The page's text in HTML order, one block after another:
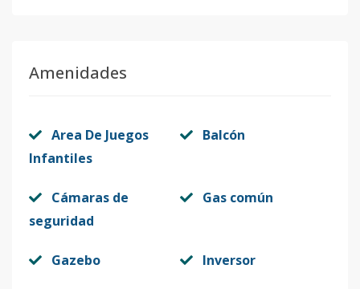
Código 412719-11
Código412719-12
Amenidades
Area De Juegos
Infantiles
Balcón
Cámaras de
seguridad
Gas común
Gazebo Inversor